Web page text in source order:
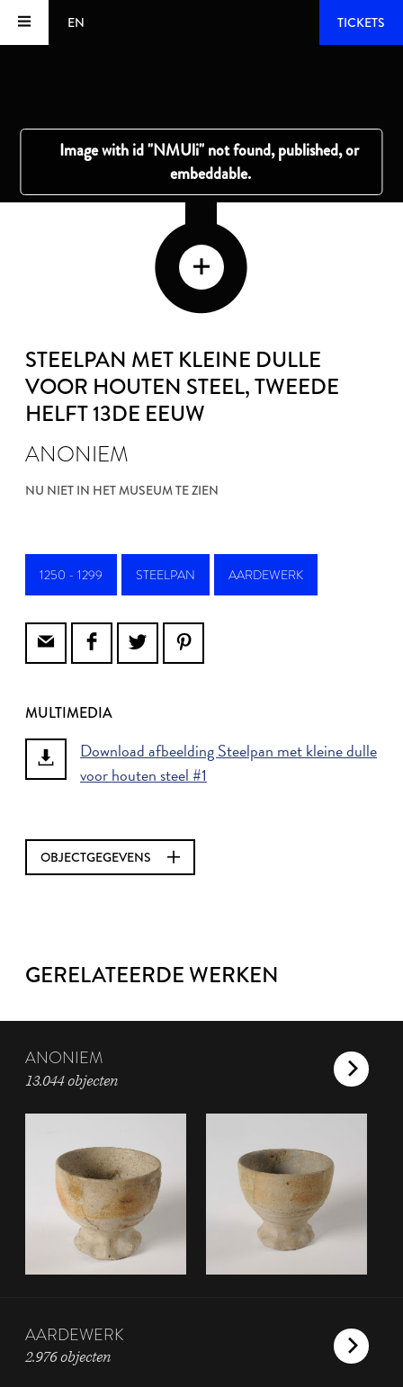
EN TICKETS
STEELPAN MET KLEINE DULLE
VOOR HOUTEN STEEL, TWEEDE
HELFT 13DE EEUW
ANONIEM
NU NIET IN HET MUSEUM TE ZIEN
1250 - 1299 STEELPAN AARDEWERK
MULTIMEDIA
Download afbeelding Steelpan met kleine dulle
voor houten steel #1
OBJECTGEGEVENS
GERELATEERDE WERKEN
ANONIEM
13.044 objecten
AARDEWERK
2.976 objecten